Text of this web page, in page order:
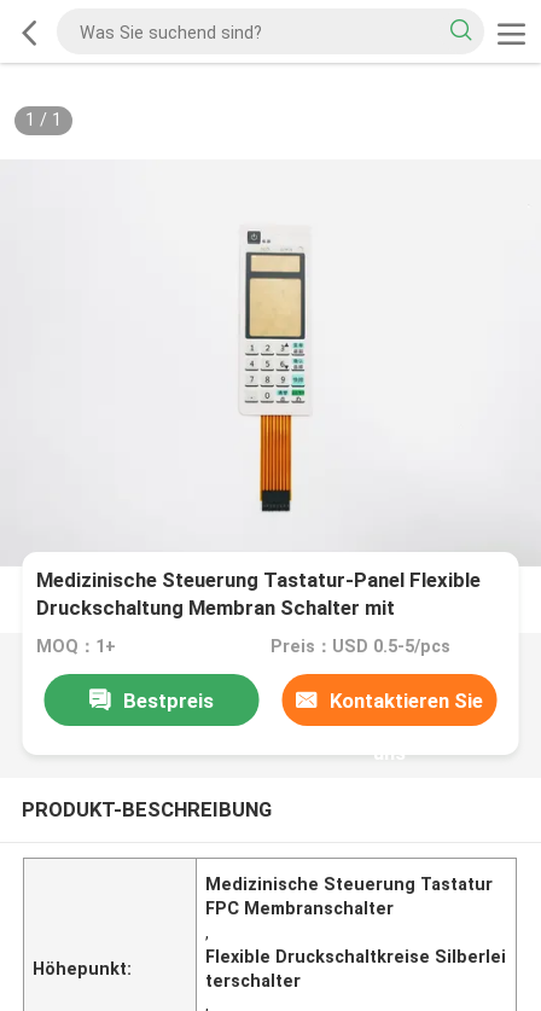
1 / 1
Medizinische Steuerung Tastatur-Panel Flexible
Druckschaltung Membran Schalter mit
gedrucktem Silberleiter Langlebigkeit
MOQ：1+ Preis：USD 0.5-5/pcs
Bestpreis Kontaktieren Sie
uns
PRODUKT-BESCHREIBUNG
Höhepunkt:
Medizinische Steuerung Tastatur
FPC Membranschalter
,
Flexible Druckschaltkreise Silberlei
terschalter
,